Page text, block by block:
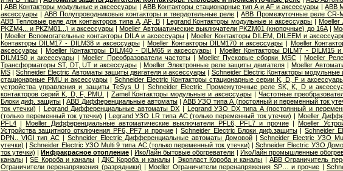
|ABB Контакторы модульные и аксессуары | ABB Контакторы стационарные тип A и AF и аксессуары |ABB
аксессуары| ABB Полупроводниковые контакторы и твердотельные реле |ABB Промежуточные реле CR-
ABB Тепловые реле для контакторов типа A, AF, B| Legrand Контакторы модульные и аксессуары |Moeller
PKZM4... и PKZM01...) и аксессуары|Moeller Автоматические выключатели PKZM01 (кнопочные) до 16А|
| Moeller Вспомогательные контакторы DILA и аксессуары| Moeller Контакторы DILEM, DILEEM и
Контакторы DILM17 - DILM38 и аксессуары| Moeller Контакторы DILM170 и аксессуары | Moeller
аксессуары|Moeller Контакторы DILM40 - DILM65 и аксессуары | Moeller Контакторы DILM7 - DILM15 и
DILM150 и аксессуары |Moeller Преобразователи частоты|Moeller Пусковые сборки MSC| Moeller
Трансформаторы ST, DT, UT и аксессуары | Moeller Электронные реле защиты двигателя | Moeller
MS|Schneider Electric Автоматы защиты двигателя и аксессуары | Schneider Electric Контакторы модульные
стационарные PMU и аксессуары| Schneider Electric Контакторы стационарные серии K, D, F и
устройства управления и защиты TeSys U | Schneider Electric Промежуточные реле SK, K, D и
контакторов серий K, D, F, PMU.
| Zamel Контакторы модульные и аксессуары|Частотные
Блоки диф. защиты |ABB Дифференциальные автоматы|ABB УЗО типа А (постояный и переменный ток
ток утечки) | Legrand Дифференциальные автоматы DX | Legrand УЗО DX типа А (постоянный и
(только переменный ток утечки) | Legrand УЗО LR типа АС (только переменный ток утечки) | Moeller
PFL4|Moeller Дифференциальные автоматические выключатели PFL6, PFL7 и прочие|Moeller
Устройства защитного отключения PF6, PF7 и прочие| Schneider Electric Блоки диф.защиты|Schneider
DPN.. VIGI тип AС | Schneider Electric Дифференциальные автоматы Домовой|Schneider Electric УЗО
утечки) |Schneider Electric УЗО Multi 9 типа АС (только переменный ток утечки) |Schneider Electric УЗО
ток утечки) |Инфракрасное отопление |ИкоЛайн бытовые обогреватели | ИкоЛайн промышленные
каналы|SE Короба и каналы | ДКС Короба и каналы| Экопласт Короба и каналы |ABB Ограничитель
Ограничители перенапряжения (разрядники) |Moeller Ограничители перенапряжения SP… и прочие |